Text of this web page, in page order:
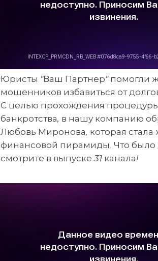
Юристы "Ваш Партнер" помогли
мошенников избавиться от
С целью прохождения
банкротства, в нашу компанию
Любовь Миронова, которая стала
финансовой пирамиды. Что было
смотрите в выпуске 31 канала!